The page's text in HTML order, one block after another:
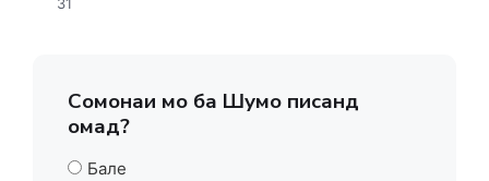
Сомонаи мо ба Шумо писанд
омад?
Бале